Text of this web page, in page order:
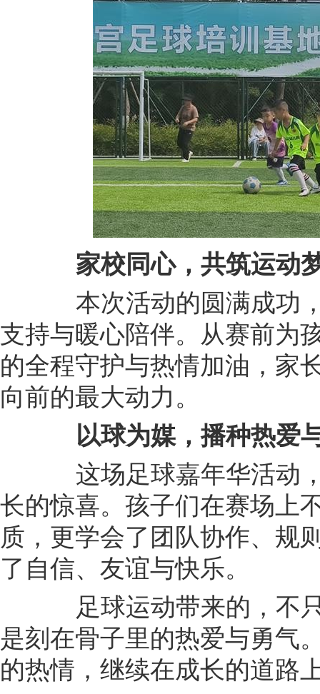
家校同心，共筑运动
本次活动的圆满成功，
支持与暖心陪伴。从赛前为
的全程守护与热情加油，家
向前的最大动力。
以球为媒，播种热爱
这场足球嘉年华活动，
长的惊喜。孩子们在赛场上
质，更学会了团队协作、规
了自信、友谊与快乐。
足球运动带来的，不只
是刻在骨子里的热爱与勇气
的热情，继续在成长的道路